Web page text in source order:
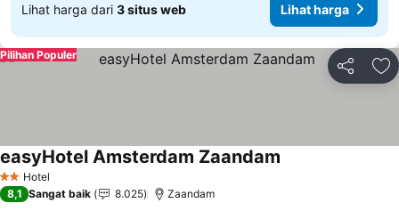
Lihat harga dari 3 situs web Lihat harga
Bagikan
Pilihan Populer
2 Bintang
Hotel
easyHotel Amsterdam Zaandam
8,1 Sangat baik 8.025 Zaandam